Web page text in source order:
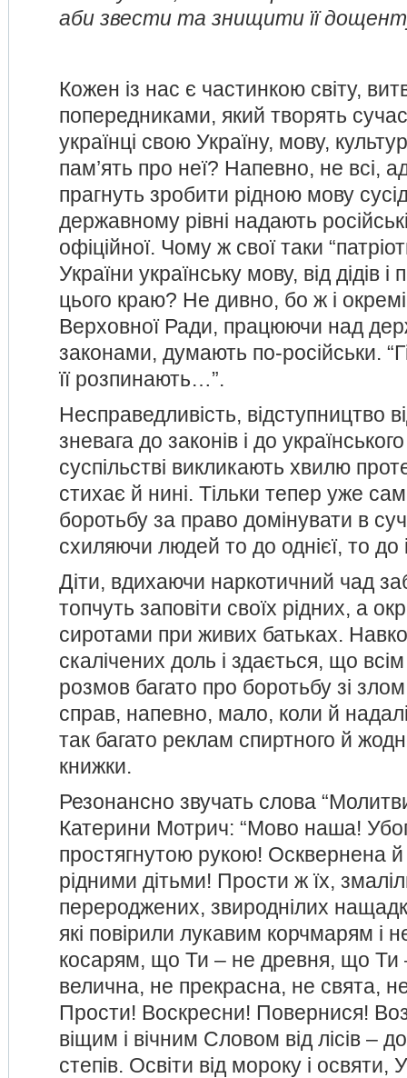
аби звести та знищити її
Кожен із нас є частинкою світу,
попередниками, який творять
українці свою Україну, мову,
пам’ять про неї? Напевно, не всі,
прагнуть зробити рідною мову
державному рівні надають
офіційної. Чому ж свої таки
України українську мову, від дідів і
цього краю? Не дивно, бо ж і
Верховної Ради, працюючи над
законами, думають по-російськи.
її розпинають…”.
Несправедливість, відступництво
зневага до законів і до
суспільстві викликають хвилю
стихає й нині. Тільки тепер уже
боротьбу за право домінувати в
схиляючи людей то до однієї, то до
Діти, вдихаючи наркотичний чад
топчуть заповіти своїх рідних, а
сиротами при живих батьках.
скалічених доль і здається, що
розмов багато про боротьбу зі
справ, напевно, мало, коли й
так багато реклам спиртного й
книжки.
Резонансно звучать слова
Катерини Мотрич: “Мово наша!
простягнутою рукою! Осквернена
рідними дітьми! Прости ж їх,
перероджених, звироднілих
які повірили лукавим корчмарям і
косарям, що Ти – не древня, що Ти
велична, не прекрасна, не свята,
Прости! Воскресни! Повернися!
віщим і вічним Словом від лісів –
степів. Освіти від мороку і освяти,